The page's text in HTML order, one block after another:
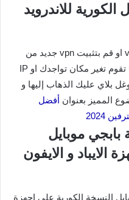
للاندرويد
يجب ان يكون هاتفك يحتوي على vpn او قم بتثبيت vpn جديد من
خلال تحميله من غوغل بلاي ، و بعدها تقوم تغير مكان تواجدك او IP
بلاي عليك الذهاب إليها و
المميز بعنوان أفضل
2024
بابجي موبايل
الايباد و الايفون
النسخة الكورية على اجهزة